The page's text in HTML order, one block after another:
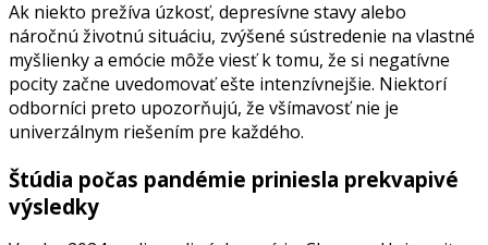
Ak niekto prežíva úzkosť, depresívne stavy alebo
náročnú životnú situáciu, zvýšené sústredenie na vlastné
myšlienky a emócie môže viesť k tomu, že si negatívne
pocity začne uvedomovať ešte intenzívnejšie. Niektorí
odborníci preto upozorňujú, že všímavosť nie je
univerzálnym riešením pre každého.
Štúdia počas pandémie priniesla prekvapivé
výsledky